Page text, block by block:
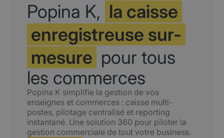
Popina K, la caisse
enregistreuse sur-
mesure pour tous
les commerces
Popina K simplifie la gestion de vos
enseignes et commerces : caisse multi-
postes, pilotage centralisé et reporting
instantané. Une solution 360 pour piloter la
gestion commerciale de tout votre business.